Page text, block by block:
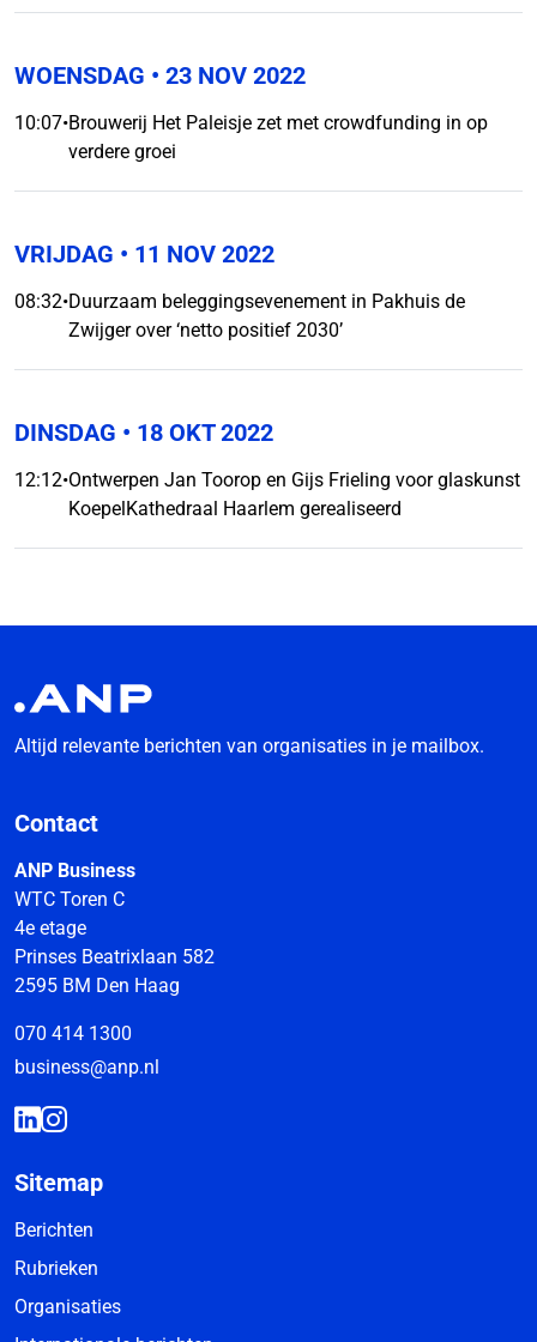
WOENSDAG • 23 NOV 2022
10:07•Brouwerij Het Paleisje zet met crowdfunding in op
verdere groei
VRIJDAG • 11 NOV 2022
08:32•Duurzaam beleggingsevenement in Pakhuis de
Zwijger over ‘netto positief 2030’
DINSDAG • 18 OKT 2022
12:12•Ontwerpen Jan Toorop en Gijs Frieling voor glaskunst
KoepelKathedraal Haarlem gerealiseerd
Altijd relevante berichten van organisaties in je mailbox.
Contact
ANP Business
WTC Toren C
4e etage
Prinses Beatrixlaan 582
2595 BM Den Haag
070 414 1300
business@anp.nl
Sitemap
Berichten
Rubrieken
Organisaties